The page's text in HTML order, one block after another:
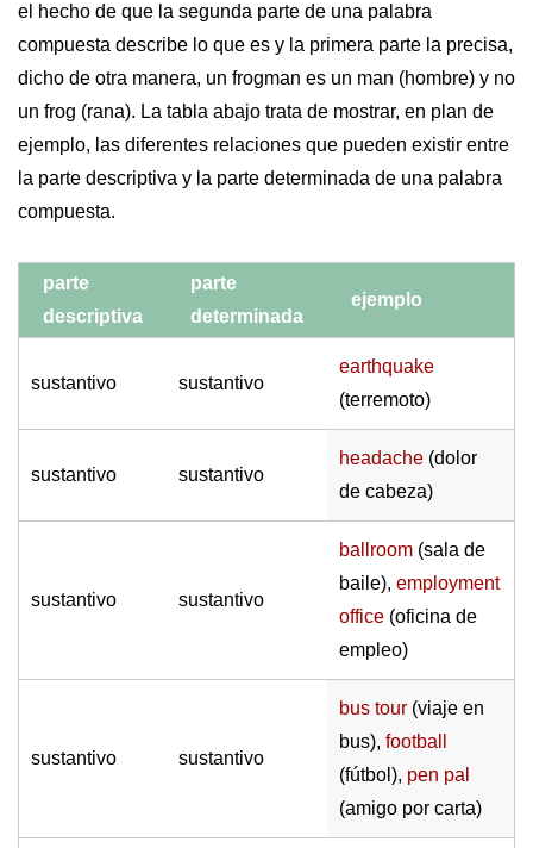
el hecho de que la segunda parte de una palabra
compuesta describe lo que es y la primera parte la precisa,
dicho de otra manera, un frogman es un man (hombre) y no
un frog (rana). La tabla abajo trata de mostrar, en plan de
ejemplo, las diferentes relaciones que pueden existir entre
la parte descriptiva y la parte determinada de una palabra
compuesta.
parte
descriptiva
parte
determinada
ejemplo
sustantivo sustantivo
earthquake
(terremoto)
sustantivo sustantivo
headache (dolor
de cabeza)
sustantivo sustantivo
ballroom (sala de
baile), employment
office (oficina de
empleo)
sustantivo sustantivo
bus tour (viaje en
bus), football
(fútbol), pen pal
(amigo por carta)